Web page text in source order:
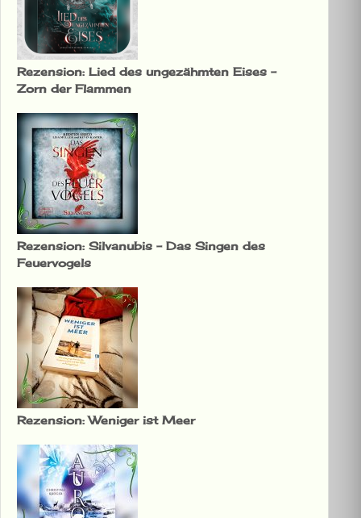
Rezension: Lied des ungezähmten Eises –
Zorn der Flammen
Rezension: Silvanubis – Das Singen des
Feuervogels
Rezension: Weniger ist Meer